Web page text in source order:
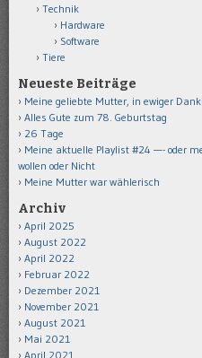
Technik
Hardware
Software
Tiere
Neueste Beiträge
Meine geliebte Mutter, in ewiger
Alles Gute zum 78. Geburtstag
26 Tage
Meine aktuelle Playlist #24 —- oder
wollen oder Nicht
Meine Mutter war wählerisch
Archiv
April 2025
August 2022
April 2022
Februar 2022
Dezember 2021
November 2021
August 2021
Mai 2021
April 2021